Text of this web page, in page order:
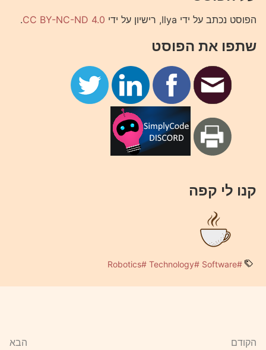
הפוסט נכתב על ידי Ilya, רישיון על ידי CC BY-NC-ND 4.0
.
שתפו את הפוסט
קנו לי קפה
#Software
#Technology
#Robotics
הבא הקודם